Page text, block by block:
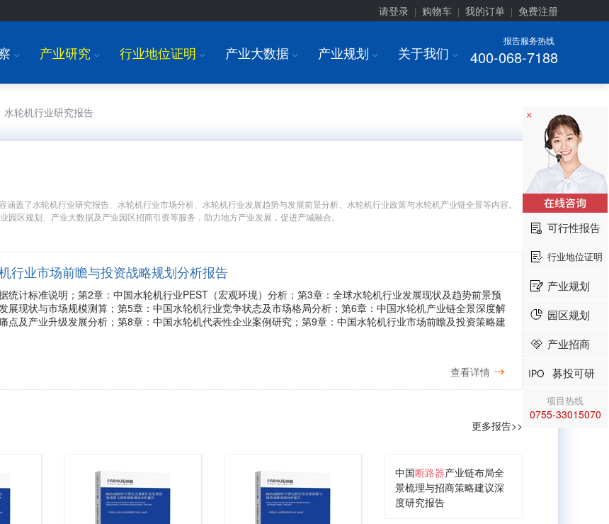
请登录 购物车 我的订单 免费注册
报告服务热线
400-068-7188
I 产业研究 I 行业地位证明 I 产业大数据 I 产业规划 I 关于我们 I
水轮机行业研究报告
盖了水轮机行业研究报告、水轮机行业市场分析、水轮机行业发展趋势与发展前景分析、水轮机行业政策与水轮机产业链全景等内容。
区规划、产业大数据及产业园区招商引资等服务，助力地方产业发展，促进产城融合。
行业市场前瞻与投资战略规划分析报告
统计标准说明；第2章：中国水轮机行业PEST（宏观环境）分析；第3章：全球水轮机行业发展现状及趋势前景预
展现状与市场规模测算；第5章：中国水轮机行业竞争状态及市场格局分析；第6章：中国水轮机产业链全景深度解
点及产业升级发展分析；第8章：中国水轮机代表性企业案例研究；第9章：中国水轮机行业市场前瞻及投资策略建
查看详情
更多报告>>
中国断路器产业链布局全
景梳理与招商策略建议深
度研究报告
×
可行性报告
行业地位证明
产业规划
园区规划
产业招商
募投可研
项目热线
0755-33015070